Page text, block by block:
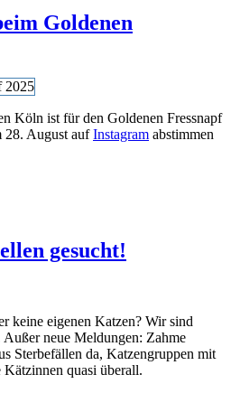
Goldenen
Köln ist für den Goldenen Fressnapf
28. August aufInstagram abstimmen
gesucht!
keine eigenen Katzen? Wir sind
neue Meldungen: Zahme
Sterbefällen da, Katzengruppen mit
quasi überall.